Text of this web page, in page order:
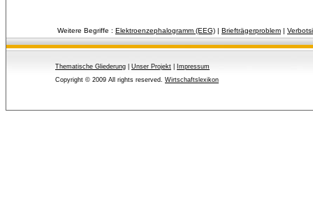
Weitere Begriffe : Elektroenzephalogramm (EEG) | Briefträgerproblem |
Thematische Gliederung Unser Projekt
Impressum
Copyright © 2009 All rights reserved. Wirtschaftslexikon